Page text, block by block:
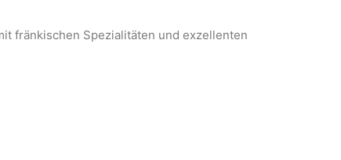
fränkischen Spezialitäten und exzellenten